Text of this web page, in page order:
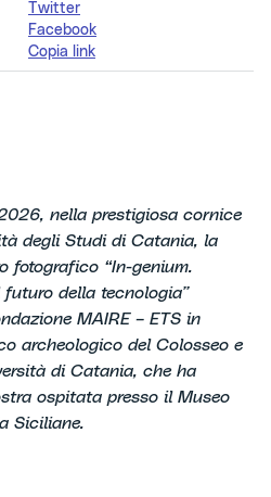
Twitter
Facebook
Copia link
nella prestigiosa cornice
degli Studi di Catania, la
fotografico “In-genium.
della tecnologia”
MAIRE – ETS in
archeologico del Colosseo e
di Catania, che ha
ospitata presso il Museo
Siciliane.